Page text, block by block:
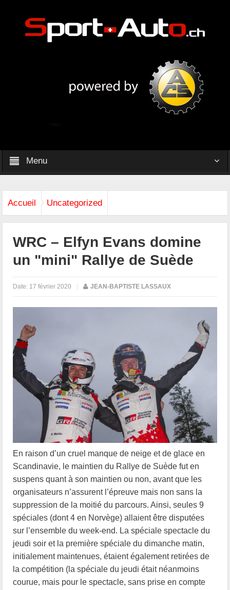
Menu
Accueil Uncategorized
WRC – Elfyn Evans domine
un "mini" Rallye de Suède
Date: 17 février 2020 | JEAN-BAPTISTE LASSAUX
En raison d’un cruel manque de neige et de glace en
Scandinavie, le maintien du Rallye de Suède fut en
suspens quant à son maintien ou non, avant que les
organisateurs n’assurent l’épreuve mais non sans la
suppression de la moitié du parcours.Ainsi, seules 9
spéciales (dont 4 en Norvège) allaient être disputées
sur l’ensemble du week-end. La spéciale spectacle du
jeudi soir et la première spéciale du dimanche matin,
initialement maintenues, étaient également retirées de
la compétition (la spéciale du jeudi était néanmoins
courue, mais pour le spectacle, sans prise en compte